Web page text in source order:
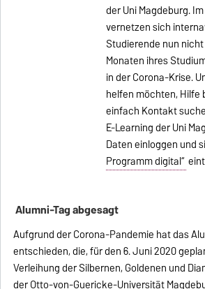
der Uni Magdeburg.
vernetzen sich
Studierende nun
Monaten ihres
in der Corona-Krise.
helfen möchten, Hilfe
einfach Kontakt
E-Learning der Uni
Daten einloggen und
Programm digital“
Alumni-Tag abgesagt
Aufgrund der Corona-Pandemie hat das
entschieden, die, für den 6. Juni 2020
Verleihung der Silbernen, Goldenen und
der Otto-von-Guericke-Universität